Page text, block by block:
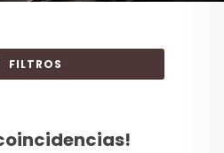
FILTROS